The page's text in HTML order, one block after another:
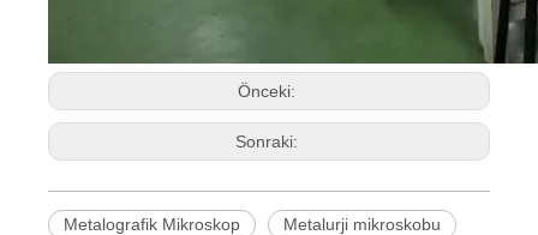
Önceki:
Sonraki:
Metalografik Mikroskop Metalurji mikroskobu